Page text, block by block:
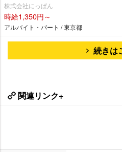
株式会社にっぱん
時給1,350円～
アルバイト・パート / 東京都
続きは
関連リンク+